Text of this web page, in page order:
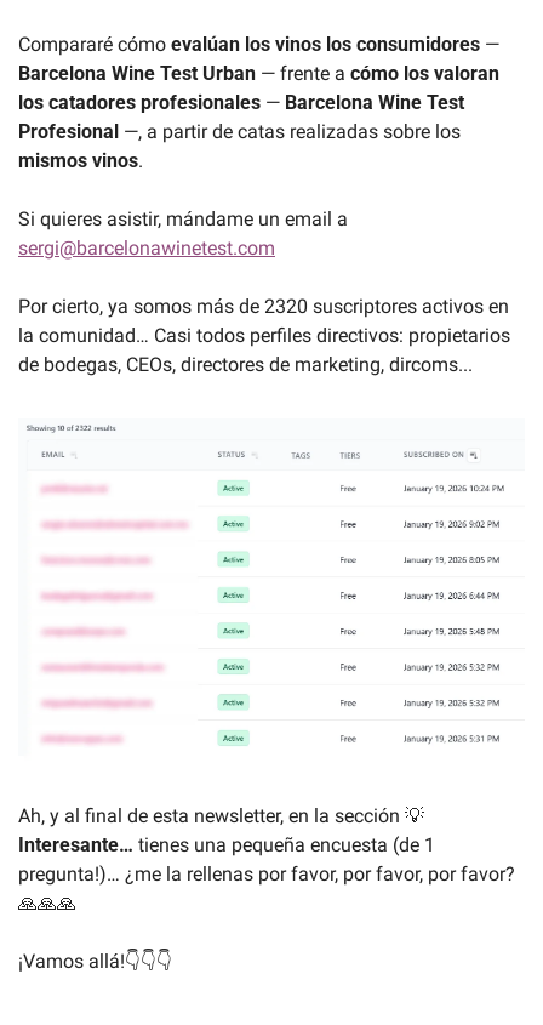
Compararé cómo evalúan los vinos los consumidores
Barcelona Wine Test Urban — frente a cómo los valoran
los catadores profesionales — Barcelona Wine Test
Profesional
mismos vinos.
sergi@barcelonawinetest.com
Por cierto, ya somos más de 2320 suscriptores activos en
la comunidad… Casi todos perfiles directivos: propietarios
de bodegas, CEOs, directores de marketing, dircoms...
Ah, y al final de esta newsletter, en la sección 💡
Interesante… tienes una pequeña encuesta (de 1
pregunta!)… ¿me la rellenas por favor, por favor, por favor?
🙏🙏🙏
¡Vamos allá!👇👇👇